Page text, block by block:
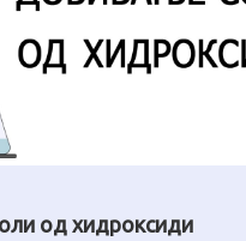
од хидроксиди